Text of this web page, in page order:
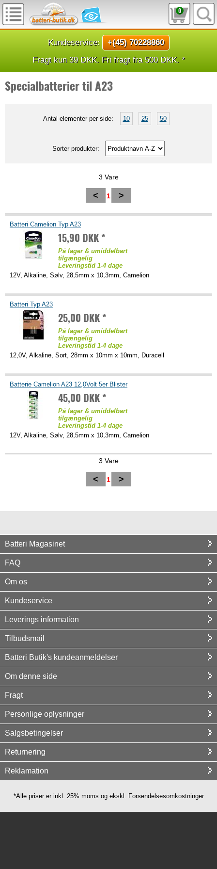
0
Kundeservice:
+(45) 70228860
Fragt kun 39 DKK. Fri fragt fra 500 DKK. *
Specialbatterier til A23
Antal elementer per side: 10 25 50
Sorter produkter:
3 Vare
< 1 >
Batteri Camelion Typ A23
15,90 DKK *
På lager & umiddelbart
tilgængelig
Leveringstid 1-4 dage
12V, Alkaline, Sølv, 28,5mm x 10,3mm, Camelion
Batteri Typ A23
25,00 DKK *
På lager & umiddelbart
tilgængelig
Leveringstid 1-4 dage
12,0V, Alkaline, Sort, 28mm x 10mm x 10mm, Duracell
Batterie Camelion A23 12,0Volt 5er Blister
45,00 DKK *
På lager & umiddelbart
tilgængelig
Leveringstid 1-4 dage
12V, Alkaline, Sølv, 28,5mm x 10,3mm, Camelion
3 Vare
< 1 >
Batteri Magasinet
FAQ
Om os
Kundeservice
Leverings information
Tilbudsmail
Batteri Butik's kundeanmeldelser
Om denne side
Fragt
Personlige oplysninger
Salgsbetingelser
Returnering
Reklamation
*Alle priser er inkl. 25% moms og ekskl. Forsendelsesomkostninger